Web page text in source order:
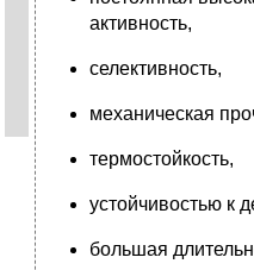
активность,
селективность,
механическая
термостойкость,
устойчивостью к
большая